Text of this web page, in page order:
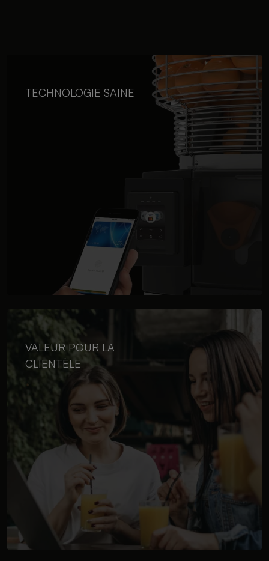
TECHNOLOGIE SAINE
VALEUR POUR LA
CLIENTÈLE